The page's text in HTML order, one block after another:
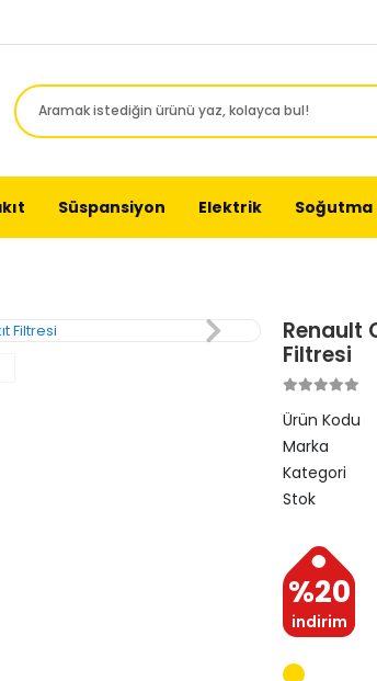
Süspansiyon Elektrik Soğutma
Renault
Filtresi
Ürün Kodu
Marka
Kategori
Stok
%20
indirim